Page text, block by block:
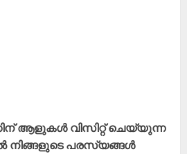
ആളുകൾ വിസിറ്റ് ചെയ്യുന്ന
നിങ്ങളുടെ പരസ്യങ്ങൾ